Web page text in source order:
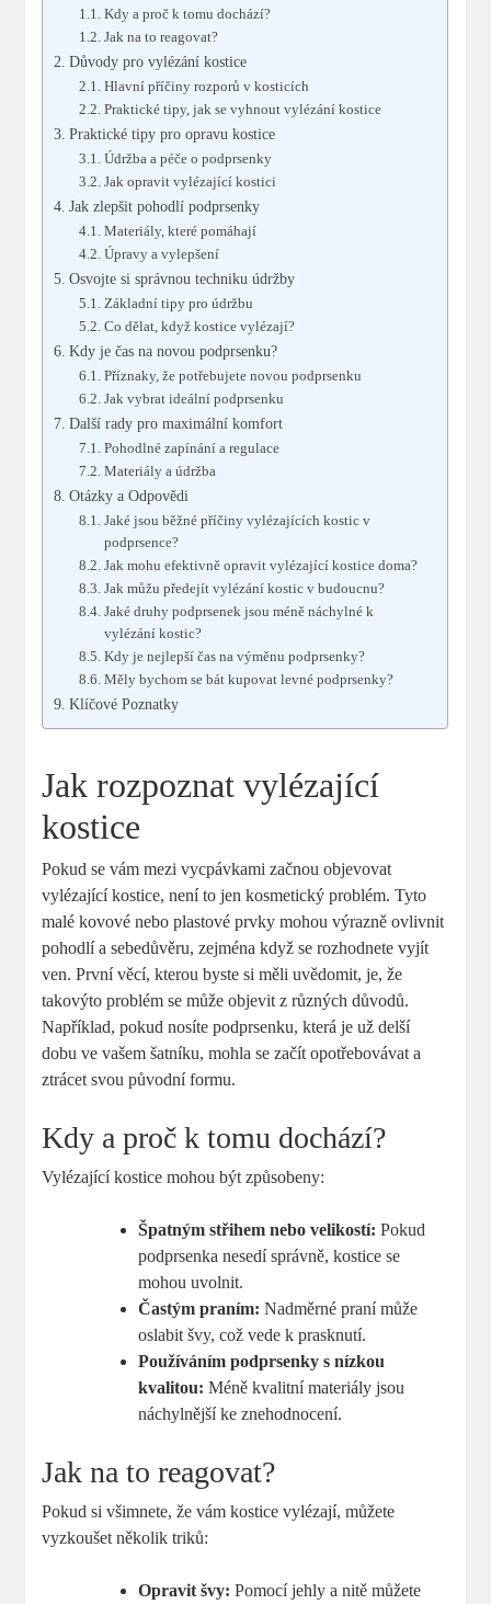
Kdy a proč k tomu dochází?
Jak na to reagovat?
Důvody pro vylézání kostice
Hlavní příčiny rozporů v kosticích
Praktické tipy, jak se vyhnout vylézání kostice
Praktické tipy pro opravu kostice
Údržba a péče o podprsenky
Jak opravit vylézající kostici
Jak zlepšit pohodlí podprsenky
Materiály, které pomáhají
Úpravy a vylepšení
Osvojte si správnou techniku údržby
Základní tipy pro údržbu
Co dělat, když kostice vylézají?
Kdy je čas na novou podprsenku?
Příznaky, že potřebujete novou podprsenku
Jak vybrat ideální podprsenku
Další rady pro maximální komfort
Pohodlné zapínání a regulace
Materiály a údržba
Otázky a Odpovědi
Jaké jsou běžné příčiny vylézajících kostic v
podprsence?
Jak mohu efektivně opravit vylézající kostice doma?
Jak můžu předejít vylézání kostic v budoucnu?
Jaké druhy podprsenek jsou méně náchylné k
vylézání kostic?
Kdy je nejlepší čas na výměnu podprsenky?
Měly bychom se bát kupovat levné podprsenky?
Klíčové Poznatky
Jak rozpoznat vylézající
kostice
Pokud se vám mezi vycpávkami začnou objevovat
vylézající kostice, není to jen kosmetický problém. Tyto
malé kovové nebo plastové prvky mohou výrazně ovlivnit
pohodlí a sebedůvěru, zejména když se rozhodnete vyjít
ven. První věcí, kterou byste si měli uvědomit, je, že
takovýto problém se může objevit z různých důvodů.
Například, pokud nosíte podprsenku, která je už delší
dobu ve vašem šatníku, mohla se začít opotřebovávat a
ztrácet svou původní formu.
Kdy a proč k tomu dochází?
Vylézající kostice mohou být způsobeny:
Špatným střihem nebo velikostí: Pokud
podprsenka nesedí správně, kostice se
mohou uvolnit.
Častým praním: Nadměrné praní může
oslabit švy, což vede k prasknutí.
Používáním podprsenky s nízkou
kvalitou: Méně kvalitní materiály jsou
náchylnější ke znehodnocení.
Jak na to reagovat?
Pokud si všimnete, že vám kostice vylézají, můžete
vyzkoušet několik triků:
Opravit švy: Pomocí jehly a nitě můžete